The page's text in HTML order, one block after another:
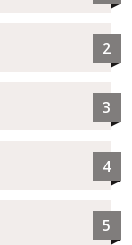
2
3
4
5